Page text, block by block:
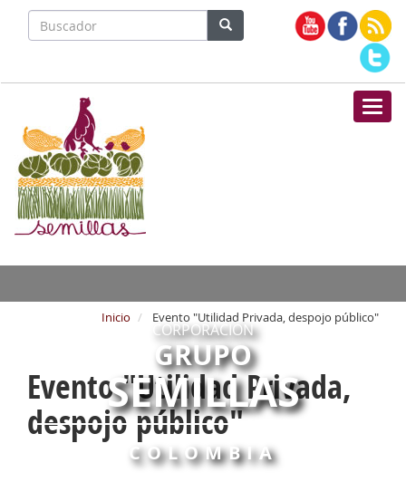
CORPORACIÓN
GRUPO
SEMILLAS
COLOMBIA
Inicio Evento "Utilidad Privada, despojo público"
Evento "Utilidad Privada,
despojo público"